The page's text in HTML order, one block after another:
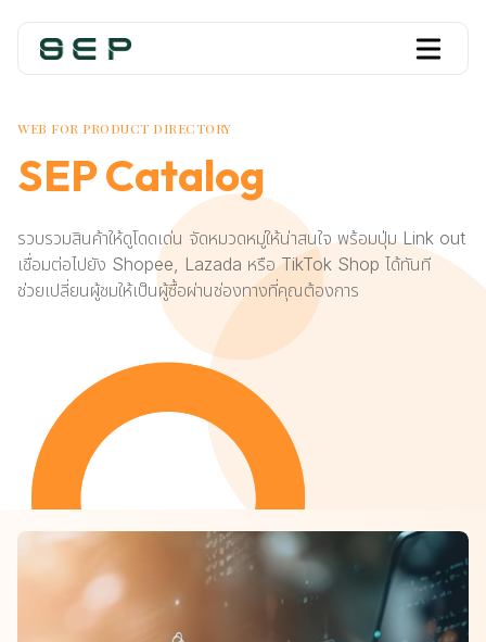
WEB FOR PRODUCT DIRECTORY
SEP Catalog
รวบรวมสินค้าให้ดูโดดเด่น จัดหมวดหมู่ให้น่าสนใจ พร้อมปุ่ม Link out
เชื่อมต่อไปยัง Shopee, Lazada หรือ TikTok Shop ได้ทันที
ช่วยเปลี่ยนผู้ชมให้เป็นผู้ซื้อผ่านช่องทางที่คุณต้องการ